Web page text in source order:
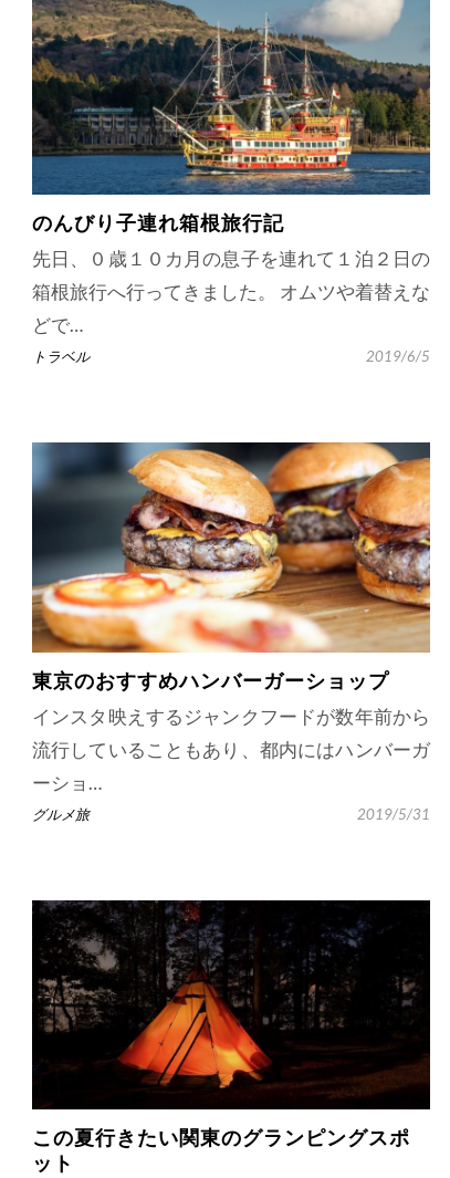
のんびり子連れ箱根旅行記
先日、０歳１０カ月の息子を連れて１泊２日の
箱根旅行へ行ってきました。 オムツや着替えな
どで…
トラベル 2019/6/5
東京のおすすめハンバーガーショップ
インスタ映えするジャンクフードが数年前から
流行していることもあり、都内にはハンバーガ
ーショ…
グルメ旅 2019/5/31
この夏行きたい関東のグランピングスポ
ット